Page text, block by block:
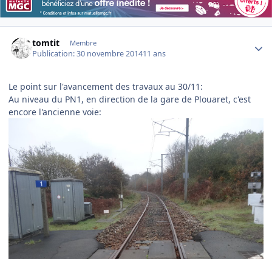
tomtit Membre
Publication:30 novembre 201411 ans
Le point sur l'avancement des travaux au 30/11:
Au niveau du PN1, en direction de la gare de Plouaret, c'est
encore l'ancienne voie: